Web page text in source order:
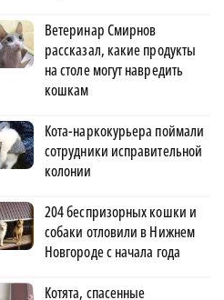
Ветеринар Смирнов
рассказал, какие продукты
на столе могут навредить
кошкам
Кота-наркокурьера поймали
сотрудники исправительной
колонии
204 беспризорных кошки и
собаки отловили в Нижнем
Новгороде с начала года
Котята, спасенные